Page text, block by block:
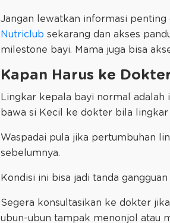
Jangan lewatkan informasi
Nutriclub sekarang dan akses
milestone bayi. Mama juga bisa
Kapan Harus ke
Lingkar kepala bayi normal
bawa si Kecil ke dokter bila
Waspadai pula jika pertumbuhan
sebelumnya.
Kondisi ini bisa jadi tanda
Segera konsultasikan ke dokter
ubun-ubun tampak menonjol atau